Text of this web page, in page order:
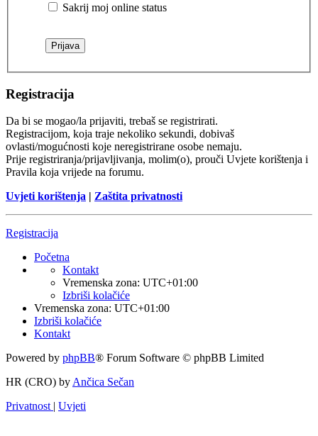
Sakrij moj online status
Registracija
Da bi se mogao/la prijaviti, trebaš se registrirati.
Registracijom, koja traje nekoliko sekundi, dobivaš
ovlasti/mogućnosti koje neregistrirane osobe nemaju.
Prije registriranja/prijavljivanja, molim(o), prouči Uvjete korištenja i
Pravila koja vrijede na forumu.
Uvjeti korištenja | Zaštita privatnosti
Registracija
Početna
Kontakt
Vremenska zona: UTC+01:00
Izbriši kolačiće
Vremenska zona: UTC+01:00
Izbriši kolačiće
Kontakt
Powered by phpBB® Forum Software © phpBB Limited
HR (CRO) by Ančica Sečan
Privatnost | Uvjeti